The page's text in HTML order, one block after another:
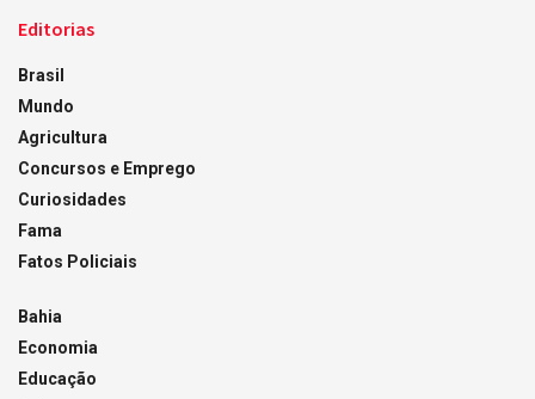
Editorias
Brasil
Mundo
Agricultura
Concursos e Emprego
Curiosidades
Fama
Fatos Policiais
Bahia
Economia
Educação